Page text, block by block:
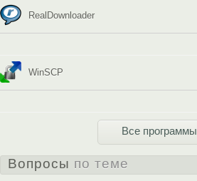
RealDownloader
WinSCP
Все программы
Вопросы по теме